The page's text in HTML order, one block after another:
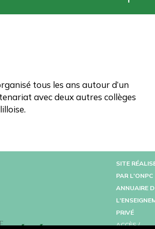
tous les ans autour d’un
avec deux autres collèges
SITE
PAR L'ONPC
ANNUAIRE
PRIVÉ
ACCÈS /